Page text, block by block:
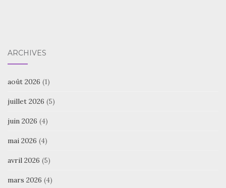
ARCHIVES
août 2026 (1)
juillet 2026 (5)
juin 2026 (4)
mai 2026 (4)
avril 2026 (5)
mars 2026 (4)